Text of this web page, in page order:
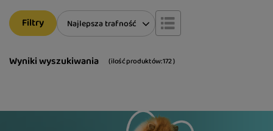
Wyniki wyszukiwania ( ilość produktów:172)
Zmień sortowanie
Najlepsza trafność
Filtry